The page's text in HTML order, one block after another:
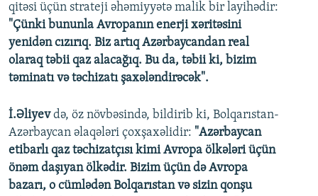
qitəsi üçün strateji əhəmiyyətə malik bir layihədir:
"Çünki bununla Avropanın enerji xəritəsini
yenidən cızırıq. Biz artıq Azərbaycandan real
olaraq təbii qaz alacağıq. Bu da, təbii ki, bizim
təminatı və təchizatı şaxələndirəcək".
İ.Əliyevdə, öz növbəsində, bildirib ki, Bolqarıstan-
Azərbaycan əlaqələri çoxşaxəlidir: "Azərbaycan
etibarlı qaz təchizatçısı kimi Avropa ölkələri üçün
önəm daşıyan ölkədir. Bizim üçün də Avropa
bazarı, o cümlədən Bolqarıstan və sizin qonşu